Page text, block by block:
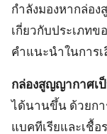
กำลังมองหากล่อ
เกี่ยวกับประเภท
คำแนะนำในการ
กล่องสูญญากาศเ
ได้นานขึ้น ด้วยกา
แบคทีเรียและเชื้